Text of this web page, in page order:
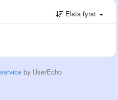
Elsta fyrst
by UserEcho